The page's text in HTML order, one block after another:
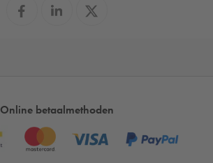
Online betaalmethoden